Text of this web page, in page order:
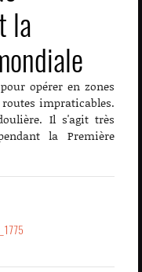
la
opérer en zones
impraticables.
Il s'agit très
la Première